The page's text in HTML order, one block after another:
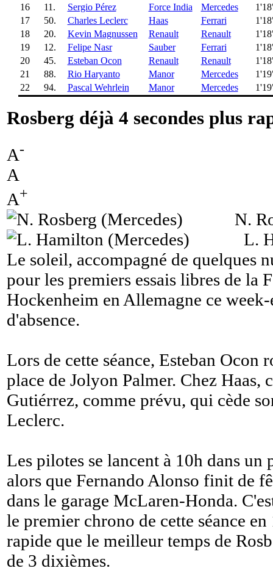
16
11. Sergio Pérez Force India Mercedes
17
50. Charles Leclerc Haas Ferrari
18
20. Kevin Magnussen Renault Renault
19
12. Felipe Nasr Sauber Ferrari
20
45. Esteban Ocon Renault Renault
21
88. Rio Haryanto Manor Mercedes
22
94. Pascal Wehrlein Manor Mercedes
Rosberg déjà 4 secondes plus
A-
A
A+
N.
L.
Le soleil, accompagné de quelques
pour les premiers essais libres de la
Hockenheim en Allemagne ce week-
d'absence.
Lors de cette séance, Esteban Ocon
place de Jolyon Palmer. Chez Haas,
Gutiérrez, comme prévu, qui cède
Leclerc.
Les pilotes se lancent à 10h dans
alors que Fernando Alonso finit de
dans le garage McLaren-Honda.
le premier chrono de cette séance
rapide que le meilleur temps de
de 3 dixièmes.